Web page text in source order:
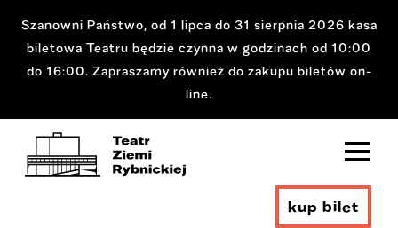
Szanowni Państwo, od 1 lipca do 31 sierpnia 2026 kasa
biletowa Teatru będzie czynna w godzinach od 10:00
do 16:00. Zapraszamy również do zakupu biletów on-
line.
kup bilet